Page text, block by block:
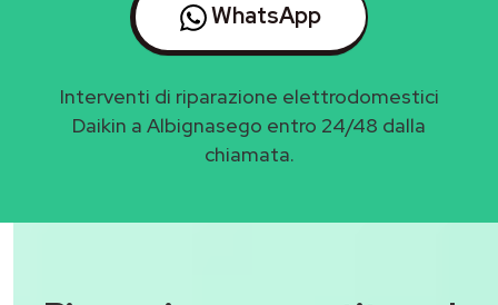
WhatsApp
Interventi di riparazione elettrodomestici
Daikin a Albignasego entro 24/48 dalla
chiamata.